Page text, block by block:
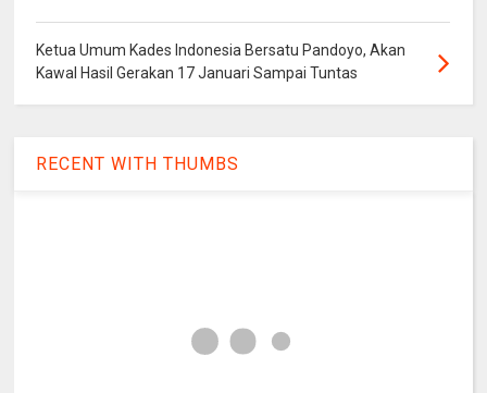
Ketua Umum Kades Indonesia Bersatu Pandoyo, Akan
Kawal Hasil Gerakan 17 Januari Sampai Tuntas
RECENT WITH THUMBS